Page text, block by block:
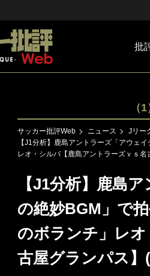
批
（1
サッカー批評Web ニュース
Jリー
【J1分析】鹿島アントラーズ「アウェ
レオ・シルバ【鹿島アントラーズｖｓ
【J1分析】鹿島
の絶妙BGM」で
のボランチ」レ
古屋グランパス】